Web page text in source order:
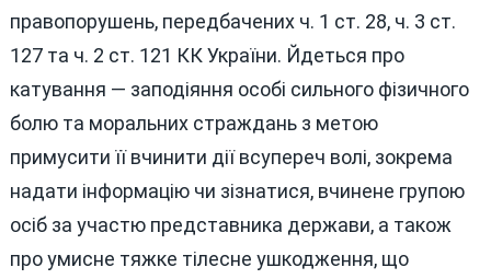
правопорушень, передбачених ч. 1 ст. 28, ч. 3 ст.
127 та ч. 2 ст. 121 КК України. Йдеться про
катування — заподіяння особі сильного фізичного
болю та моральних страждань з метою
примусити її вчинити дії всупереч волі, зокрема
надати інформацію чи зізнатися, вчинене групою
осіб за участю представника держави, а також
про умисне тяжке тілесне ушкодження, що